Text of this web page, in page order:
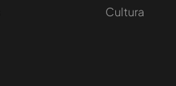
Cultura